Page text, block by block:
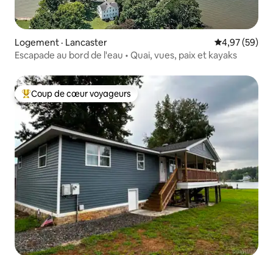
Logement · Lancaster Note
4,97 (59)
Escapade au bord de l'eau • Quai, vues, paix et kayaks
Coup de cœur voyageurs parmi les plus aimés
Coup de cœur voyageurs